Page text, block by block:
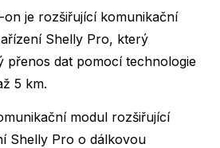
on je rozšiřující komunikační
Shelly Pro, který
přenos dat pomocí technologie
5 km.
modul rozšiřující
Shelly Pro o dálkovou